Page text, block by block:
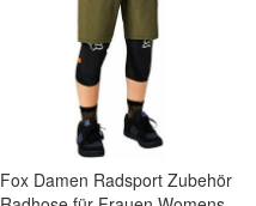
Fox Damen Radsport Zubehör